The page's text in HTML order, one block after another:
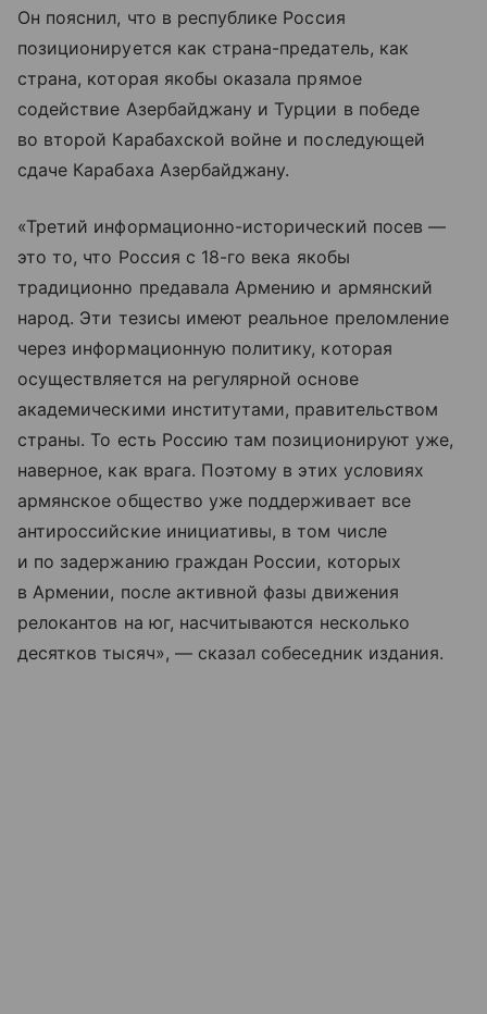
Он пояснил, что в республике Россия
позиционируется как страна-предатель, как
страна, которая якобы оказала прямое
содействие Азербайджану и Турции в победе
во второй Карабахской войне и последующей
сдаче Карабаха Азербайджану.
«Третий информационно-исторический посев —
это то, что Россия с 18-го века якобы
традиционно предавала Армению и армянский
народ. Эти тезисы имеют реальное преломление
через информационную политику, которая
осуществляется на регулярной основе
академическими институтами, правительством
страны. То есть Россию там позиционируют уже,
наверное, как врага. Поэтому в этих условиях
армянское общество уже поддерживает все
антироссийские инициативы, в том числе
и по задержанию граждан России, которых
в Армении, после активной фазы движения
релокантов на юг, насчитываются несколько
десятков тысяч», — сказал собеседник издания.